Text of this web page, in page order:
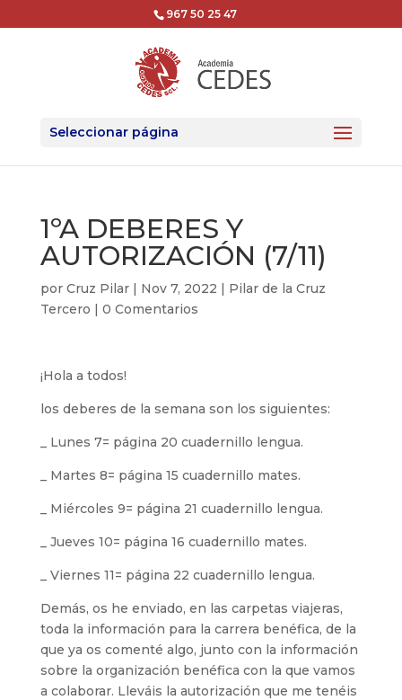
967 50 25 47
Seleccionar página
1ºA DEBERES Y
AUTORIZACIÓN (7/11)
por Cruz Pilar| Nov 7, 2022 | Pilar de la Cruz
Tercero | 0 Comentarios
¡Hola a todos!
los deberes de la semana son los siguientes:
_ Lunes 7= página 20 cuadernillo lengua.
_ Martes 8= página 15 cuadernillo mates.
_ Miércoles 9= página 21 cuadernillo lengua.
_ Jueves 10= página 16 cuadernillo mates.
_ Viernes 11= página 22 cuadernillo lengua.
Demás, os he enviado, en las carpetas viajeras,
toda la información para la carrera benéfica, de la
que ya os comenté algo, junto con la información
sobre la organización benéfica con la que vamos
a colaborar. Lleváis la autorización que me tenéis